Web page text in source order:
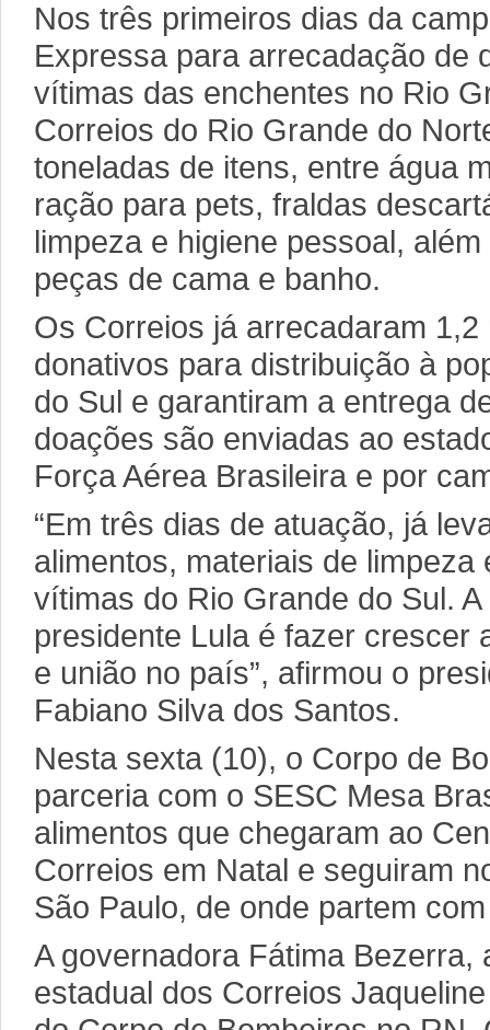
Nos três primeiros dias da
Expressa para arrecadação de
vítimas das enchentes no Rio
Correios do Rio Grande do
toneladas de itens, entre água
ração para pets, fraldas
limpeza e higiene pessoal,
peças de cama e banho.
Os Correios já arrecadaram 1,2
donativos para distribuição à
do Sul e garantiram a entrega
doações são enviadas ao
Força Aérea Brasileira e por
“Em três dias de atuação, já
alimentos, materiais de limpeza
vítimas do Rio Grande do Sul.
presidente Lula é fazer crescer
e união no país”, afirmou o
Fabiano Silva dos Santos.
Nesta sexta (10), o Corpo de
parceria com o SESC Mesa
alimentos que chegaram ao
Correios em Natal e seguiram
São Paulo, de onde partem
A governadora Fátima Bezerra,
estadual dos Correios